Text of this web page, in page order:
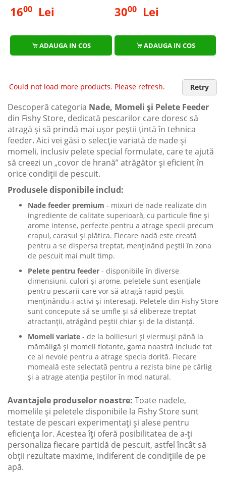
1600 Lei
ADAUGA IN COS
3000Lei
ADAUGA IN COS
Could not load more products. Please refresh. Retry
Descoperă categoria Nade, Momeli și Pelete Feeder
din Fishy Store, dedicată pescarilor care doresc să
atragă și să prindă mai ușor peștii țintă în tehnica
feeder. Aici vei găsi o selecție variată de nade și
momeli, inclusiv pelete special formulate, care te ajută
să creezi un „covor de hrană” atrăgător și eficient în
orice condiții de pescuit.
Produsele disponibile includ:
Nade feeder premium - mixuri de nade realizate din
ingrediente de calitate superioară, cu particule fine și
arome intense, perfecte pentru a atrage specii precum
crapul, carasul și plătica. Fiecare nadă este creată
pentru a se dispersa treptat, menținând peștii în zona
de pescuit mai mult timp.
Pelete pentru feeder - disponibile în diverse
dimensiuni, culori și arome, peletele sunt esențiale
pentru pescarii care vor să atragă rapid peștii,
menținându-i activi și interesați. Peletele din Fishy Store
sunt concepute să se umfle și să elibereze treptat
atractanții, atrăgând peștii chiar și de la distanță.
Momeli variate - de la boiliesuri și viermuși până la
mămăligă și momeli flotante, gama noastră include tot
ce ai nevoie pentru a atrage specia dorită. Fiecare
momeală este selectată pentru a rezista bine pe cârlig
și a atrage atenția peștilor în mod natural.
Avantajele produselor noastre: Toate nadele,
momelile și peletele disponibile la Fishy Store sunt
testate de pescari experimentați și alese pentru
eficiența lor. Acestea îți oferă posibilitatea de a-ți
personaliza fiecare partidă de pescuit, astfel încât să
obții rezultate maxime, indiferent de condițiile de pe
apă.